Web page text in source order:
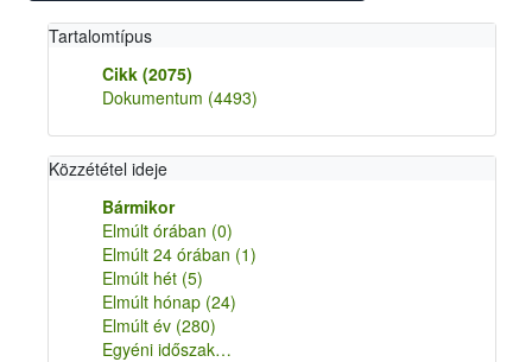
Tartalomtípus
Cikk (2075)
Dokumentum (4493)
Közzététel ideje
Bármikor
Elmúlt órában (0)
Elmúlt 24 órában (1)
Elmúlt hét (5)
Elmúlt hónap (24)
Elmúlt év (280)
Egyéni időszak…